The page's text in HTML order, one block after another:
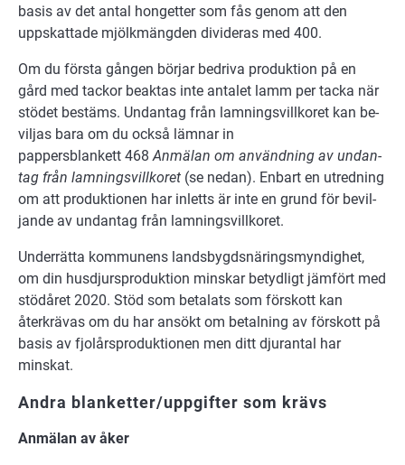
basis av det antal hongetter som fås genom att den
uppskattade mjölkmängden divideras med 400.
Om du förs­ta gång­en bör­jar be­dri­va pro­duk­tion på en
gård med tack­or be­ak­tas inte an­ta­let lamm per tacka när
stö­det be­stäms. Un­dan­tag från lam­nings­vill­ko­ret kan be­
vil­jas bara om du ock­så läm­nar in
pappersblankett 468An­mä­lan om an­vänd­ning av un­dan­
tag från lam­nings­vill­ko­ret (se ne­dan). En­bart en utredning
om att pro­duk­tio­nen har in­letts är inte en grund för be­vil­
jan­de av un­dan­tag från lam­nings­vill­ko­ret.
Underrätta kommunens landsbygdsnäringsmyndighet,
om din husdjursproduktion minskar betydligt jämfört med
stödåret 2020. Stöd som betalats som förskott kan
återkrävas om du har ansökt om betalning av förskott på
basis av fjolårsproduktionen men ditt djurantal har
minskat.
Andra blanketter/uppgifter som krävs
Anmälan av åker